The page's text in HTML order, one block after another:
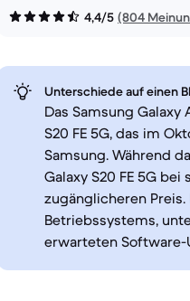
4,4/5 (804
Unterschiede auf einen
Das Samsung
S20 FE 5G, das im
Samsung. Während
Galaxy S20 FE 5G
zugänglicheren
Betriebssystems,
erwarteten